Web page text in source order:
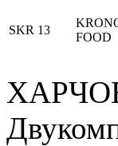
SKR 13
FOOD